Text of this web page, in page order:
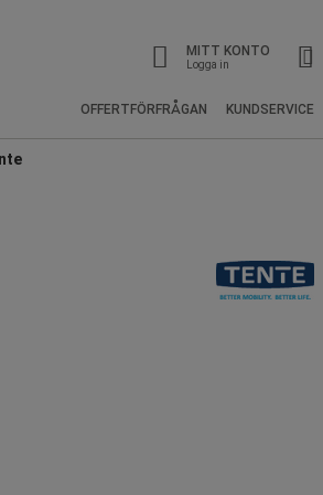
MITT KONTO
Logga in
OFFERTFÖRFRÅGAN KUNDSERVICE